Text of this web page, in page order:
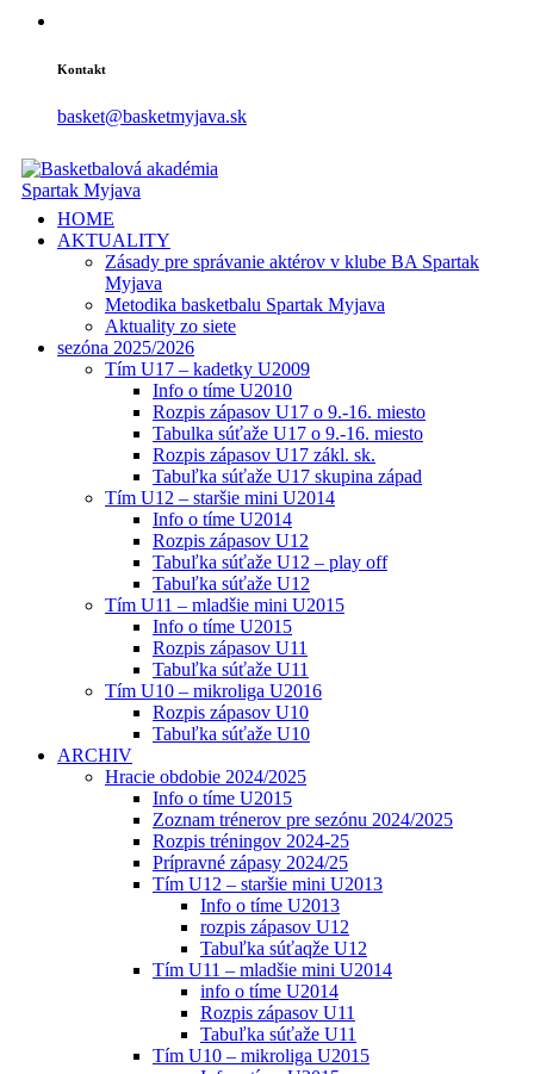
Kontakt
basket@basketmyjava.sk
HOME
AKTUALITY
Zásady pre správanie aktérov v klube BA Spartak
Myjava
Metodika basketbalu Spartak Myjava
Aktuality zo siete
sezóna 2025/2026
Tím U17 – kadetky U2009
Info o tíme U2010
Rozpis zápasov U17 o 9.-16. miesto
Tabulka súťaže U17 o 9.-16. miesto
Rozpis zápasov U17 zákl. sk.
Tabuľka súťaže U17 skupina západ
Tím U12 – staršie mini U2014
Info o tíme U2014
Rozpis zápasov U12
Tabuľka súťaže U12 – play off
Tabuľka súťaže U12
Tím U11 – mladšie mini U2015
Info o tíme U2015
Rozpis zápasov U11
Tabuľka súťaže U11
Tím U10 – mikroliga U2016
Rozpis zápasov U10
Tabuľka súťaže U10
ARCHIV
Hracie obdobie 2024/2025
Info o tíme U2015
Zoznam trénerov pre sezónu 2024/2025
Rozpis tréningov 2024-25
Prípravné zápasy 2024/25
Tím U12 – staršie mini U2013
Info o tíme U2013
rozpis zápasov U12
Tabuľka súťaqže U12
Tím U11 – mladšie mini U2014
info o tíme U2014
Rozpis zápasov U11
Tabuľka súťaže U11
Tím U10 – mikroliga U2015